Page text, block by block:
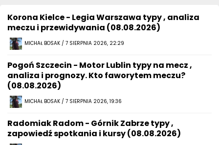
Korona Kielce - Legia Warszawa typy , analiza
meczu i przewidywania (08.08.2026)
MICHAŁ BOSAK / 7 SIERPNIA 2026, 22:29
Pogoń Szczecin - Motor Lublin typy na mecz ,
analiza i prognozy. Kto faworytem meczu?
(08.08.2026)
MICHAŁ BOSAK / 7 SIERPNIA 2026, 19:36
Radomiak Radom - Górnik Zabrze typy ,
zapowiedź spotkania i kursy (08.08.2026)